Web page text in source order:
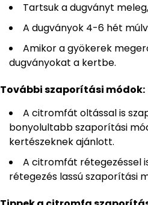
Tartsuk a dugványt
A dugványok 4-6 hét
Amikor a gyökerek
dugványokat a kertbe.
További szaporítási módok:
A citromfát oltással is
bonyolultabb szaporítási
kertészeknek ajánlott.
A citromfát rétegezéssel
rétegezés lassú szaporítási